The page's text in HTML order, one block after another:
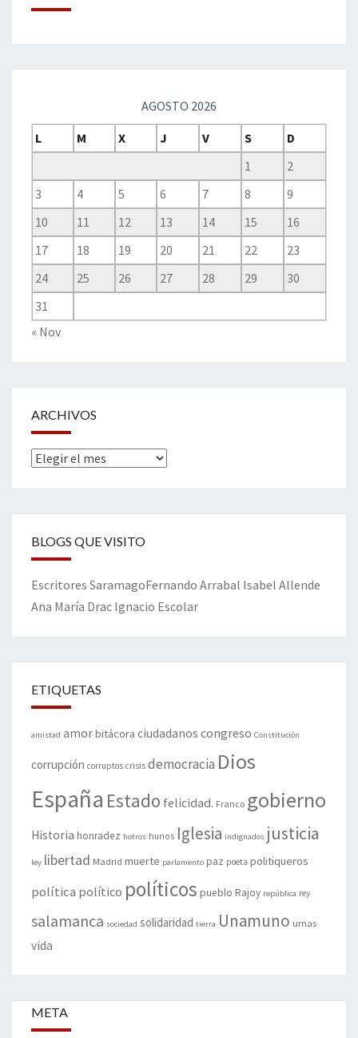
AGOSTO 2026
L
M X J V S
D
1
2
3
4 5 6 7 8
9
10
11 12 13 14 15
16
17
18 19 20 21 22
23
24
25 26 27 28 29
30
31
« Nov
ARCHIVOS
Archivos
BLOGS QUE VISITO
Escritores SaramagoFernando Arrabal Isabel Allende
Ana María Drac Ignacio Escolar
ETIQUETAS
amistad amorbitácora ciudadanos congreso Constitución
corrupción corruptos crisis democracia Dios
España Estado felicidad. Franco gobierno
Historia honradez hotros hunos Iglesia indignados justicia
ley libertad Madrid muerte parlamento paz poeta politiqueros
política político políticos pueblo Rajoy república rey
salamanca sociedad solidaridad tierra Unamuno urnas
vida
META